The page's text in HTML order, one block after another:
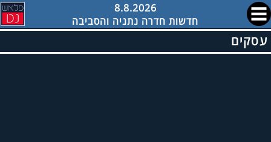
8.8.2026
חדשות חדרה נתניה והסביבה
עסקים